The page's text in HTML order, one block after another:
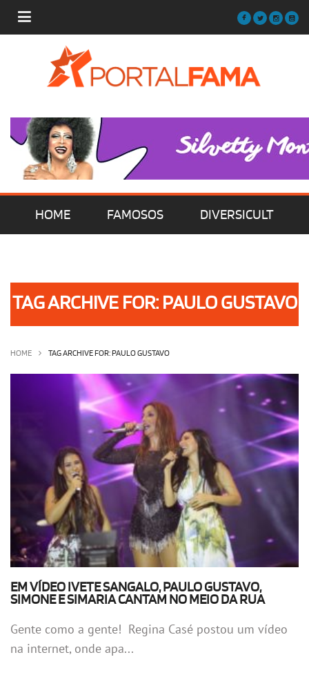
HOME FAMOSOS DIVERSICULT
OLHA ISSO! EU QUERO!
TAG ARCHIVE FOR: PAULO GUSTAVO
HOME TAG ARCHIVE FOR: PAULO GUSTAVO
EM VÍDEO IVETE SANGALO, PAULO GUSTAVO,
SIMONE E SIMARIA CANTAM NO MEIO DA RUA
Gente como a gente! Regina Casé postou um vídeo
na internet, onde apa...